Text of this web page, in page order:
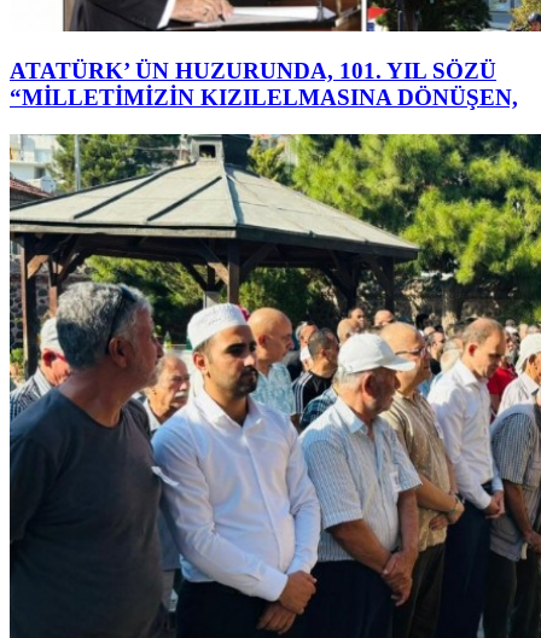
ATATÜRK’ ÜN HUZURUNDA, 101. YIL SÖZÜ
“MİLLETİMİZİN KIZILELMASINA DÖNÜŞEN,